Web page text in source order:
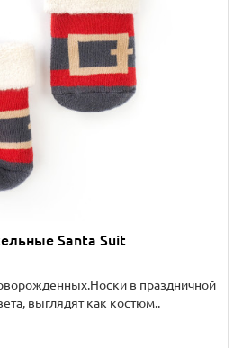
Santa Suit
в праздничной
выглядят как костюм..